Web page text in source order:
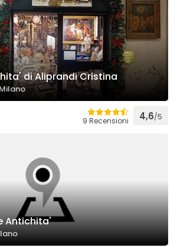
di Aliprandi Cristina
9 Recensioni 4,6/5
Antichita'